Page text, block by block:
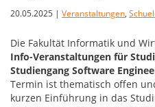
20.05.2025 | Veranstaltungen,
Die Fakultät Informatik und
Info-Veranstaltungen für
Studiengang Software
Termin ist thematisch offen
kurzen Einführung in das